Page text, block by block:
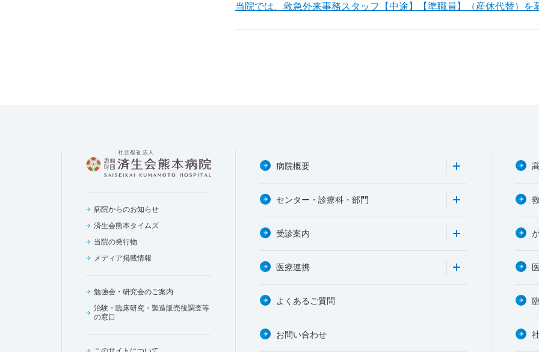
当院では、救急外来事務スタッフ【中途】【準職員】（産休代替）を
病院からのお知らせ
済生会熊本タイムズ
当院の発行物
メディア掲載情報
勉強会・研究会のご案内
治験・臨床研究・製造販売後調査等
の窓口
病院概要
センター・診療科・部門
受診案内
医療連携
よくあるご質問
お問い合わせ